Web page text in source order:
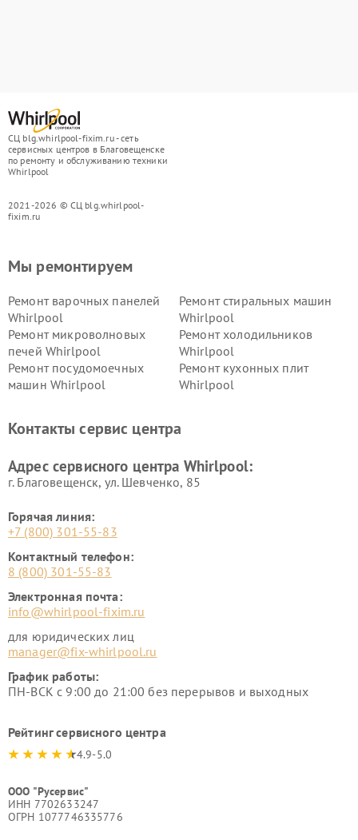
СЦ blg.whirlpool-fixim.ru - сеть
сервисных центров в Благовещенске
по ремонту и обслуживанию техники
Whirlpool
2021-2026 © СЦ blg.whirlpool-
fixim.ru
Мы ремонтируем
Ремонт варочных панелей
Whirlpool
Ремонт стиральных машин
Whirlpool
Ремонт микроволновых
печей Whirlpool
Ремонт холодильников
Whirlpool
Ремонт посудомоечных
машин Whirlpool
Ремонт кухонных плит
Whirlpool
Контакты сервис центра
Адрес сервисного центра Whirlpool:
г. Благовещенск, ул. Шевченко, 85
Горячая линия:
+7 (800) 301-55-83
Контактный телефон:
8 (800) 301-55-83
Электронная почта:
info@whirlpool-fixim.ru
для юридических лиц
manager@fix-whirlpool.ru
График работы:
ПН-ВСК с 9:00 до 21:00 без перерывов и выходных
Рейтинг сервисного центра
4.9-5.0
ООО "Русервис"
ИНН 7702633247
ОГРН 1077746335776